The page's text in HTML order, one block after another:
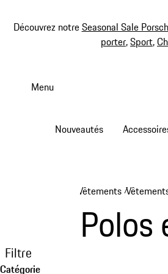
Découvrez notreSeasonal Sale
porter,Sport,
Menu
Nouveautés
Vêtements /
Filtre
Catégorie